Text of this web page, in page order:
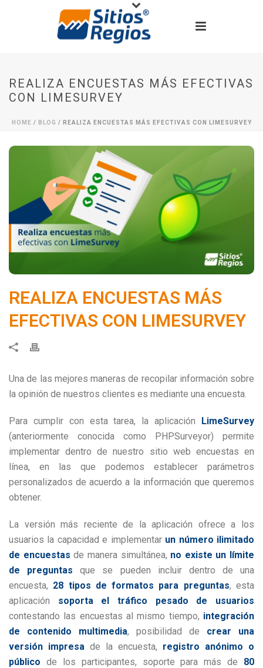
REALIZA ENCUESTAS MÁS EFECTIVAS
CON LIMESURVEY
HOME / BLOG / REALIZA ENCUESTAS MÁS EFECTIVAS CON LIMESURVEY
REALIZA ENCUESTAS MÁS
EFECTIVAS CON LIMESURVEY
Una de las mejores maneras de recopilar información sobre
la opinión de nuestros clientes es mediante una encuesta.
Para cumplir con esta tarea, la aplicación LimeSurvey
(anteriormente conocida como PHPSurveyor) permite
implementar dentro de nuestro sitio web encuestas en
línea, en las que podemos establecer parámetros
personalizados de acuerdo a la información que queremos
obtener.
La versión más reciente de la aplicación ofrece a los
usuarios la capacidad e implementar un número ilimitado
de encuestas de manera simultánea, no existe un límite
de preguntas que se pueden incluir dentro de una
encuesta, 28 tipos de formatos para preguntas, esta
aplicación soporta el tráfico pesado de usuarios
contestando las encuestas al mismo tiempo, integración
de contenido multimedia, posibilidad de crear una
versión impresa de la encuesta, registro anónimo o
público de los participantes, soporte para más de 80